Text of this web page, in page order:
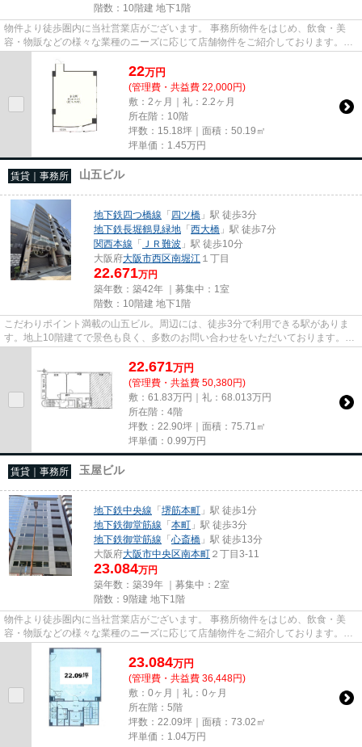
階数：10階建 地下1階
物件より徒歩圏内に当社営業店がございます。 事務所物件をはじめ、飲食・美
容・物販などの様々な業種のニーズに応じて店舗物件をご紹介しております。
尚、弊社ではおとり広告は一切...
22万円
(管理費・共益費 22,000円)
敷：2ヶ月｜礼：2.2ヶ月
所在階：10階
坪数：15.18坪｜面積：50.19㎡
坪単価： 1.45万円
賃貸｜事務所 山五ビル
地下鉄四つ橋線 「四ツ橋 」駅 徒歩3分
地下鉄長堀鶴見緑地 「西大橋 」駅 徒歩7分
関西本線 「 ＪＲ難波 」駅 徒歩10分
大阪府大阪市西区南堀江 １丁目
22.671万円
築年数：築42年 ｜募集中： 1室
階数：10階建 地下1階
こだわりポイント満載の山五ビル。周辺には、徒歩3分で利用できる駅がありま
す。地上10階建てで景色も良く、多数のお問い合わせをいただいております。駐
車場までの距離は300mです。3...
22.671万円
(管理費・共益費 50,380円)
敷：61.83万円｜礼：68.013万円
所在階：4階
坪数：22.90坪｜面積：75.71㎡
坪単価： 0.99万円
賃貸｜事務所 玉屋ビル
地下鉄中央線 「堺筋本町 」駅 徒歩1分
地下鉄御堂筋線 「本町 」駅 徒歩3分
地下鉄御堂筋線 「心斎橋 」駅 徒歩13分
大阪府大阪市中央区南本町 ２丁目3-11
23.084万円
築年数：築39年 ｜募集中： 2室
階数：9階建 地下1階
物件より徒歩圏内に当社営業店がございます。 事務所物件をはじめ、飲食・美
容・物販などの様々な業種のニーズに応じて店舗物件をご紹介しております。
尚、弊社ではおとり広告は一切...
23.084万円
(管理費・共益費 36,448円)
敷：0ヶ月｜礼：0ヶ月
所在階：5階
坪数：22.09坪｜面積：73.02㎡
坪単価： 1.04万円